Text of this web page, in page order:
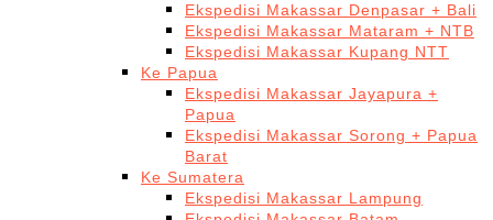
Ekspedisi Makassar Denpasar + Bali
Ekspedisi Makassar Mataram + NTB
Ekspedisi Makassar Kupang NTT
Ke Papua
Ekspedisi Makassar Jayapura +
Papua
Ekspedisi Makassar Sorong + Papua
Barat
Ke Sumatera
Ekspedisi Makassar Lampung